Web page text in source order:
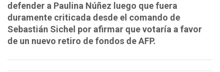
defender a Paulina Núñez luego que fuera
duramente criticada desde el comando de
Sebastián Sichel por afirmar que votaría a favor
de un nuevo retiro de fondos de AFP.